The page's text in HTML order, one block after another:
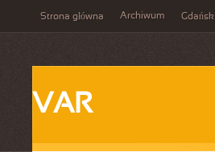
Strona główna Archiwum Gdańsk
VAR